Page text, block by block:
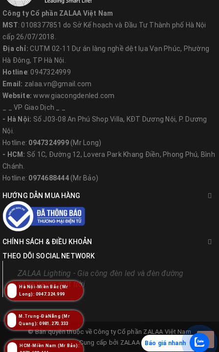
Công ty Cổ phần ZALAA Việt Nam
MST: 0108377851 do Sở Kế hoạch và Đầu Tư Thành phố Hà Nội
cấp 26/07/2018.
Địa chỉ: CUTM 02-11 Dự án làng nghề dệt lụa Vạn Phúc, Phường
Hà Đông, TP Hà Nội.
Hotline: 0947324999
Email: zalaa.vn@gmail.com
Website:www.giacongdenled.com
_ _ VP Giao Dịch _ _
- Hà Nội: Số J03-08 An Phú Shop Villa, KĐT Dương Nội, P. Dương
Nội.
Hotline: 0947324999(Mr Long)
- HCM: Số 1C, Đường 12, Lovera Park Khang Điền, Phong Phú, Bình
Chánh.
Hotline: 0974688444(Mr Bảo)
HƯỚNG DẪN MUA HÀNG
CHÍNH SÁCH & ĐIỀU KHOẢN
THEO DÕI SOCIAL NETWORK
ZALAA Lighting - Gia công đèn led và đèn đường
năng lượng mặt trời
© Bản quyền thuộc về Công ty Cổ phần ZALAA Việt Nam
Cung cấp bởi ZALAA
HCM-Miền Nam (Mr Bảo):
Hà Nội-Miền Bắc (Mr
Long): 0947.324.999
M.Trung-ĐàNẵng (Mr
Quang): 0981.270.333
Báo giá nhanh